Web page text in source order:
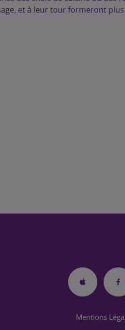
et à leur tour formeront
Mentions